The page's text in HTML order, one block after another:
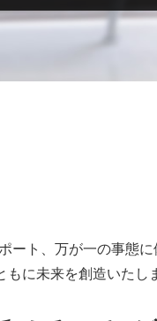
事業承継 税理士事務
事業承継 個人
事業承継 引継ぎ補助
事業承継 m&a 違い
決算業務 税理士
決算業務 内容
海外進出サポート 神
相続 滋賀県
医療法人設立支援・
ート、万が一の事態
に未来を創造いたし